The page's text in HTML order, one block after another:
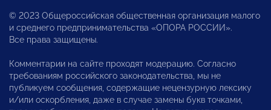
© 2023 Общероссийская общественная организация малого
и среднего предпринимательства «ОПОРА РОССИИ».
Все права защищены.
Комментарии на сайте проходят модерацию. Согласно
требованиям российского законодательства, мы не
публикуем сообщения, содержащие нецензурную лексику
и/или оскорбления, даже в случае замены букв точками,